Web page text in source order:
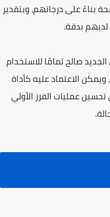
بناءً على درجاتهم، وبتقدير
لديهم بدقة.
صالح تمامًا للاستخدام
ويمكن الاعتماد عليه كأداة
عمليات الفرز الأولي